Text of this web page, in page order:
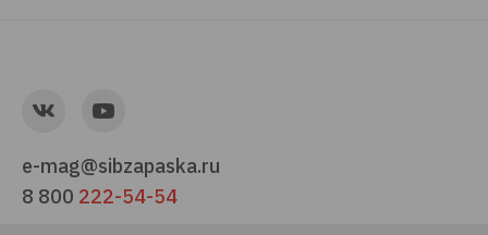
e-mag@sibzapaska.ru
8 800 222-54-54